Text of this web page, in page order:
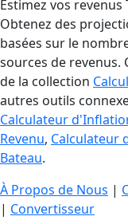
Estimez vos
Obtenez des
basées sur le
sources de revenus.
de la collection
autres outils
Calculateur
Revenu, Calculateur
Bateau.
À Propos de Nous |
| Convertisseur